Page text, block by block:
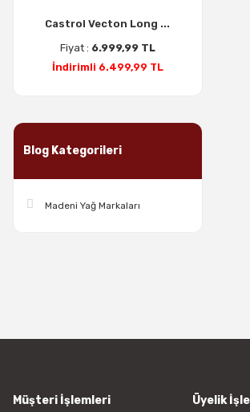
Castrol Vecton Long ...
Fiyat : 6.999,99 TL
İndirimli 6.499,99 TL
Blog Kategorileri
Madeni Yağ Markaları
Müşteri İşlemleri Üyelik